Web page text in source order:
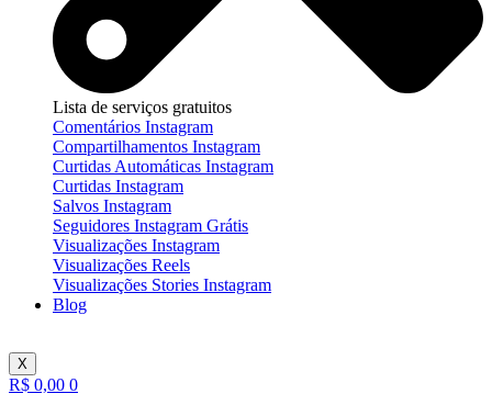
Lista de serviços gratuitos
Comentários Instagram
Compartilhamentos Instagram
Curtidas Automáticas Instagram
Curtidas Instagram
Salvos Instagram
Seguidores Instagram Grátis
Visualizações Instagram
Visualizações Reels
Visualizações Stories Instagram
Blog
X
R$ 0,00 0